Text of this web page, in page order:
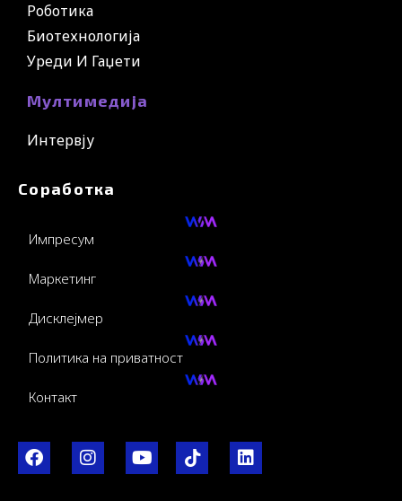
Роботика
Биотехнологија
Уреди И Гаџети
Мултимедија
Интервју
Соработка
Импресум
Маркетинг
Дисклејмер
Политика на приватност
Контакт
F
a
I
n
Y
o
I
c
L
i